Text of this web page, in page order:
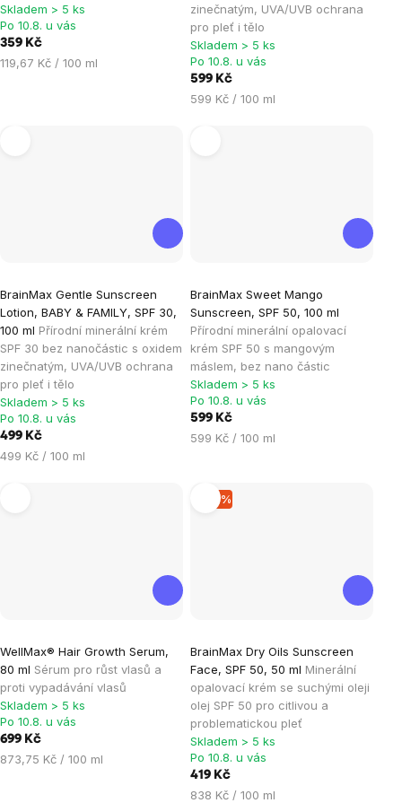
Skladem > 5 ks
Po 10.8. u vás
359 Kč
Měrná
119,67 Kč / 100 ml
zinečnatým, UVA/UVB ochrana
pro pleť i tělo
5,0
z
5
hvězdiček.
Skladem > 5 ks
Po 10.8. u vás
599 Kč
Měrná
599 Kč / 100 ml
BrainMax Gentle Sunscreen
Lotion, BABY & FAMILY, SPF 30,
100 ml Přírodní minerální krém
SPF 30 bez nanočástic s oxidem
zinečnatým, UVA/UVB ochrana
pro pleť i tělo
hodnocení
produktu
je
4,5
z
5
hvězdiček.
Skladem > 5 ks
Po 10.8. u vás
499 Kč
Měrná
499 Kč / 100 ml
BrainMax Sweet Mango
Sunscreen, SPF 50, 100 ml
Přírodní minerální opalovací
krém SPF 50 s mangovým
máslem, bez nano částic
hodnocení
produktu
je
5,0
z
5
hvězdiček.
Skladem > 5 ks
Po 10.8. u vás
599 Kč
Měrná
599 Kč / 100 ml
WellMax® Hair Growth Serum,
80 ml Sérum pro růst vlasů a
proti vypadávání vlasů
hodnocení
produktu
je
5,0
z
5
Skladem > 5 ks
Po 10.8. u vás
699 Kč
Měrná
873,75 Kč / 100 ml
–10 %
BrainMax Dry Oils Sunscreen
Face, SPF 50, 50 ml Minerální
opalovací krém se suchými oleji
olej SPF 50 pro citlivou a
problematickou pleť
hodnocení
produktu
je
5,0
z
5
hvězdiček.
Skladem > 5 ks
Po 10.8. u vás
419 Kč
Měrná
838 Kč / 100 ml